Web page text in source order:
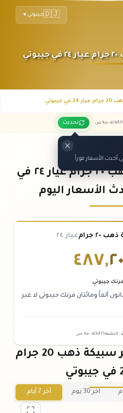
🇩🇯جيبوتي ▼
جيبوتي
/٠٨/٢٠٢٦ - ٠٩:٠٥ ص تحديث
الأسعار فوراً
سعر سبيكة الذهب ٢٠ جرام عيار ٢٤ في
الأسعار اليوم
جرام عيار ٢٤
٤٨٧,
جيبوتي
ألفاً ومائتان فرنك جيبوتي لا غير
: الجمعة ٠٧ /٠٨/٢٠٢٦ - ٠٩:٠٥ ص
رسم بياني لسعر سبيكة ذهب 20 جرام
آخر 30 يوم آخر 7 أيام